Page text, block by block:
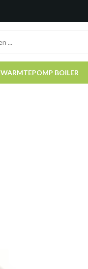
WARMTEPOMP BOILER